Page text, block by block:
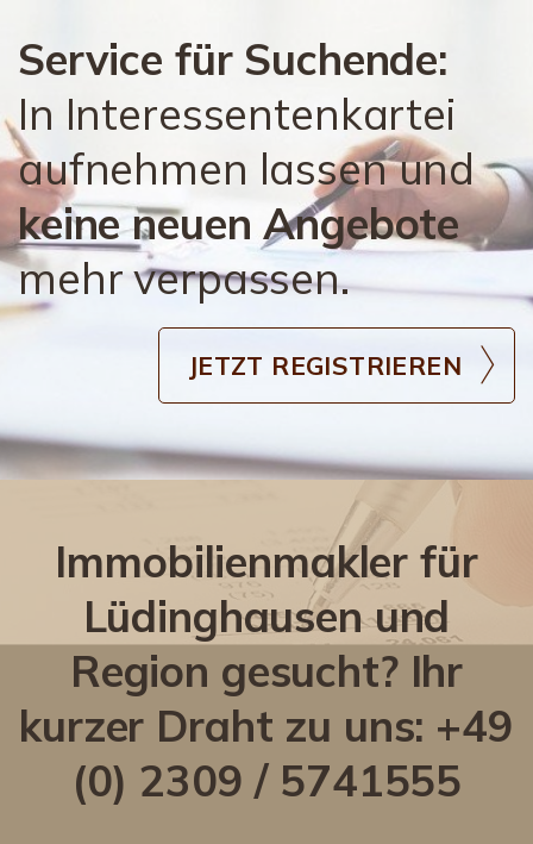
Service für Suchende:
In Interessentenkartei
aufnehmen lassen und
keine neuen Angebote
mehr verpassen.
JETZT REGISTRIEREN
Immobilienmakler für
Lüdinghausen und
Region gesucht? Ihr
kurzer Draht zu uns: +49
(0) 2309 / 5741555